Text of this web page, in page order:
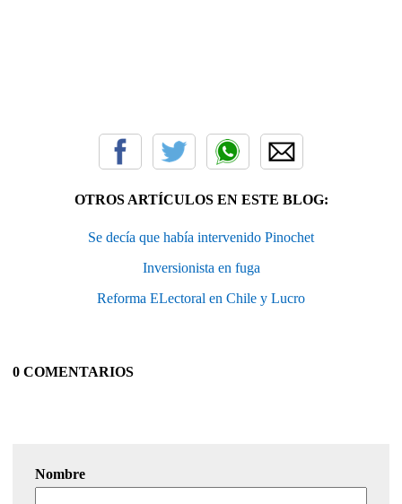
OTROS ARTÍCULOS EN ESTE BLOG:
Se decía que había intervenido Pinochet
Inversionista en fuga
Reforma ELectoral en Chile y Lucro
0 COMENTARIOS
Nombre